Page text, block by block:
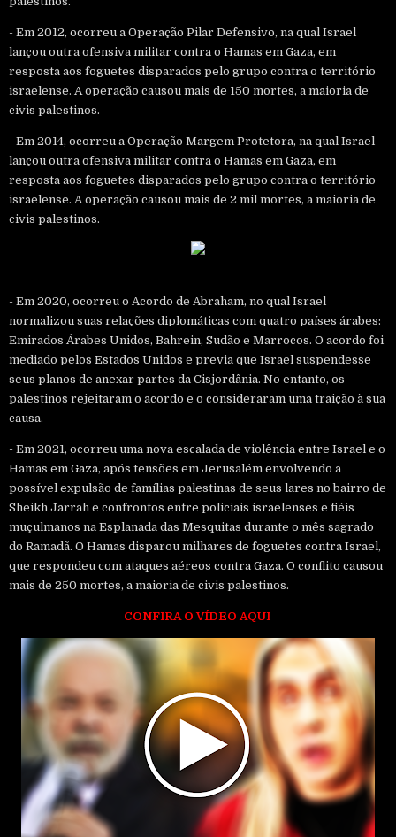
- Em 2012, ocorreu a Operação Pilar Defensivo, na qual Israel
lançou outra ofensiva militar contra o Hamas em Gaza, em
resposta aos foguetes disparados pelo grupo contra o território
israelense. A operação causou mais de 150 mortes, a maioria de
civis palestinos.
- Em 2014, ocorreu a Operação Margem Protetora, na qual Israel
lançou outra ofensiva militar contra o Hamas em Gaza, em
resposta aos foguetes disparados pelo grupo contra o território
israelense. A operação causou mais de 2 mil mortes, a maioria de
civis palestinos.
- Em 2020, ocorreu o Acordo de Abraham, no qual Israel
normalizou suas relações diplomáticas com quatro países árabes:
Emirados Árabes Unidos, Bahrein, Sudão e Marrocos. O acordo foi
mediado pelos Estados Unidos e previa que Israel suspendesse
seus planos de anexar partes da Cisjordânia. No entanto, os
palestinos rejeitaram o acordo e o consideraram uma traição à sua
causa.
- Em 2021, ocorreu uma nova escalada de violência entre Israel e o
Hamas em Gaza, após tensões em Jerusalém envolvendo a
possível expulsão de famílias palestinas de seus lares no bairro de
Sheikh Jarrah e confrontos entre policiais israelenses e fiéis
muçulmanos na Esplanada das Mesquitas durante o mês sagrado
do Ramadã. O Hamas disparou milhares de foguetes contra Israel,
que respondeu com ataques aéreos contra Gaza. O conflito causou
mais de 250 mortes, a maioria de civis palestinos.
CONFIRA O VÍDEO AQUI